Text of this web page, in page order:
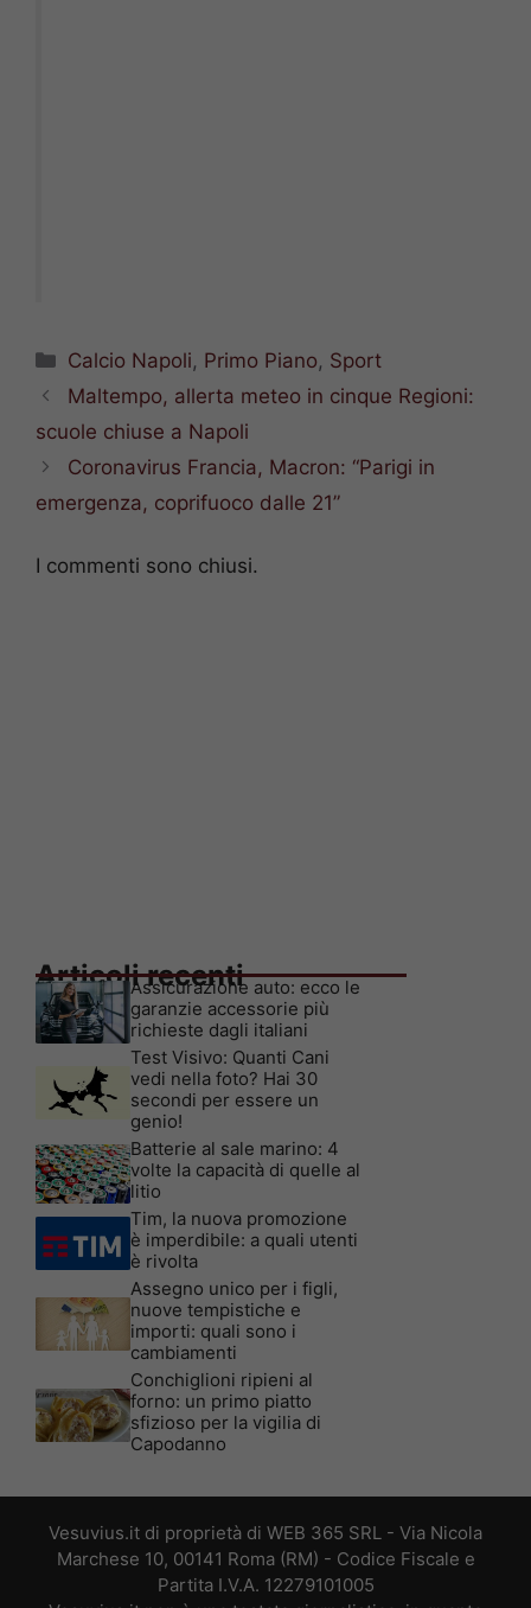
Categorie
Calcio Napoli, Primo Piano, Sport
Maltempo, allerta meteo in cinque Regioni:
scuole chiuse a Napoli
Coronavirus Francia, Macron: “Parigi in
emergenza, coprifuoco dalle 21”
I commenti sono chiusi.
Articoli recenti
Assicurazione auto: ecco le
garanzie accessorie più
richieste dagli italiani
Test Visivo: Quanti Cani
vedi nella foto? Hai 30
secondi per essere un
genio!
Batterie al sale marino: 4
volte la capacità di quelle al
litio
Tim, la nuova promozione
è imperdibile: a quali utenti
è rivolta
Assegno unico per i figli,
nuove tempistiche e
importi: quali sono i
cambiamenti
Conchiglioni ripieni al
forno: un primo piatto
sfizioso per la vigilia di
Capodanno
Vesuvius.it di proprietà di WEB 365 SRL - Via Nicola
Marchese 10, 00141 Roma (RM) - Codice Fiscale e
Partita I.V.A. 12279101005